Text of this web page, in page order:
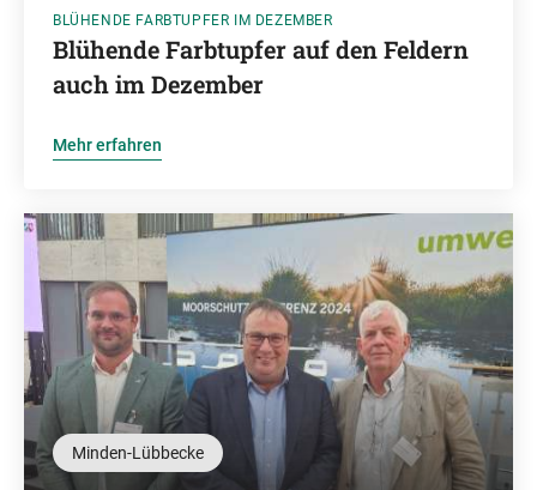
BLÜHENDE FARBTUPFER IM DEZEMBER
Blühende Farbtupfer auf den Feldern
auch im Dezember
Mehr erfahren
Minden-Lübbecke